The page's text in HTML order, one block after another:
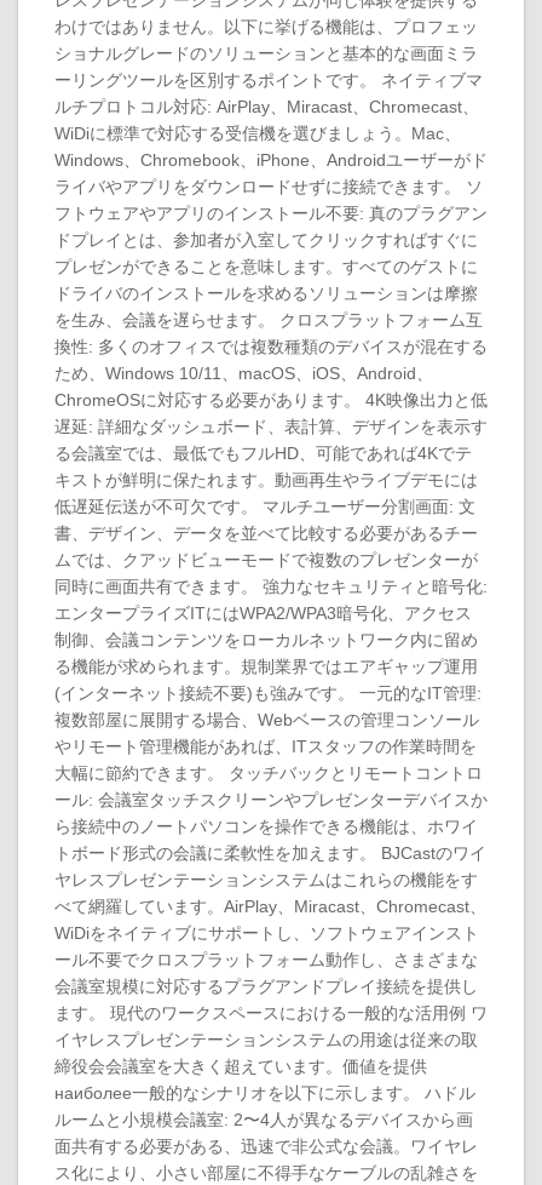
わけではありません。以下に挙げる機能は、プロフェッ
ショナルグレードのソリューションと基本的な画面ミラ
ーリングツールを区別するポイントです。 ネイティブマ
ルチプロトコル対応: AirPlay、Miracast、Chromecast、
WiDiに標準で対応する受信機を選びましょう。Mac、
Windows、Chromebook、iPhone、Androidユーザーがド
ライバやアプリをダウンロードせずに接続できます。 ソ
フトウェアやアプリのインストール不要: 真のプラグアン
ドプレイとは、参加者が入室してクリックすればすぐに
プレゼンができることを意味します。すべてのゲストに
ドライバのインストールを求めるソリューションは摩擦
を生み、会議を遅らせます。 クロスプラットフォーム互
換性: 多くのオフィスでは複数種類のデバイスが混在する
ため、Windows 10/11、macOS、iOS、Android、
ChromeOSに対応する必要があります。 4K映像出力と低
遅延: 詳細なダッシュボード、表計算、デザインを表示す
る会議室では、最低でもフルHD、可能であれば4Kでテ
キストが鮮明に保たれます。動画再生やライブデモには
低遅延伝送が不可欠です。 マルチユーザー分割画面: 文
書、デザイン、データを並べて比較する必要があるチー
ムでは、クアッドビューモードで複数のプレゼンターが
同時に画面共有できます。 強力なセキュリティと暗号化:
エンタープライズITにはWPA2/WPA3暗号化、アクセス
制御、会議コンテンツをローカルネットワーク内に留め
る機能が求められます。規制業界ではエアギャップ運用
(インターネット接続不要)も強みです。 一元的なIT管理:
複数部屋に展開する場合、Webベースの管理コンソール
やリモート管理機能があれば、ITスタッフの作業時間を
大幅に節約できます。 タッチバックとリモートコントロ
ール: 会議室タッチスクリーンやプレゼンターデバイスか
ら接続中のノートパソコンを操作できる機能は、ホワイ
トボード形式の会議に柔軟性を加えます。 BJCastのワイ
ヤレスプレゼンテーションシステムはこれらの機能をす
べて網羅しています。AirPlay、Miracast、Chromecast、
WiDiをネイティブにサポートし、ソフトウェアインスト
ール不要でクロスプラットフォーム動作し、さまざまな
会議室規模に対応するプラグアンドプレイ接続を提供し
ます。 現代のワークスペースにおける一般的な活用例 ワ
イヤレスプレゼンテーションシステムの用途は従来の取
締役会会議室を大きく超えています。価値を提供
наиболее一般的なシナリオを以下に示します。 ハドル
ルームと小規模会議室: 2〜4人が異なるデバイスから画
面共有する必要がある、迅速で非公式な会議。ワイヤレ
ス化により、小さい部屋に不得手なケーブルの乱雑さを